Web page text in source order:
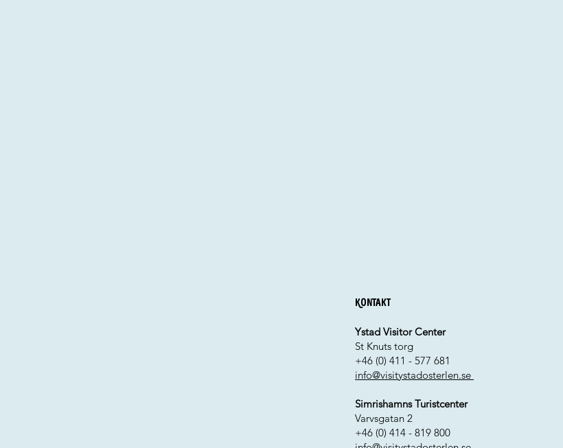
Kontakt
Ystad Visitor Center
St Knuts torg
+46 (0) 411 - 577 681
info@visitystadosterlen.se
Simrishamns Turistcenter
Varvsgatan 2
+46 (0) 414 - 819 800